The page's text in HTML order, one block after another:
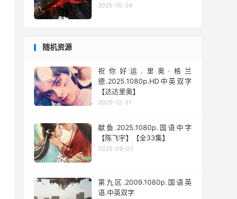
2025-10-24
随机资源
祝你好运.里奥·格兰
德.2025.1080p.HD中英双字
【达达里奥】
2025-12-31
献鱼.2025.1080p.国语中字
【陈飞宇】【全33集】
2025-09-03
第九区.2009.1080p.国语英
语.中英双字